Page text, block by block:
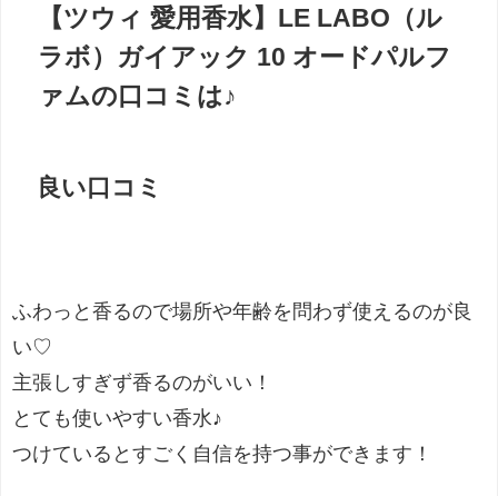
【ツウィ 愛用香水】LE LABO（ル
ラボ）ガイアック 10 オードパルフ
ァムの口コミは♪
良い口コミ
ふわっと香るので場所や年齢を問わず使えるのが良
い♡
主張しすぎず香るのがいい！
とても使いやすい香水♪
つけているとすごく自信を持つ事ができます！